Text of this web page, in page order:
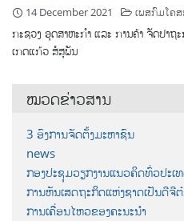
14 December 2021 ເພສກົມໂຄສ
ກະຊວງ ອຸດສາຫະກຳ ແລະ ການຄ້າ ຈັດປາຖ
ເກດແກ້ວ ສໍສຸພັນ
ໝວດຂ່າວສານ
3 ອົງການຈັດຕັ້ງມະຫາຊົນ
news
ກອງປະຊຸມວຽກງານແນວຄິດທົ່ວປະເ
ການຫັນເສດຖະກິດແຫ່ງຊາດເປັນດີຈີ
ການເຄື່ອນໄຫວຂອງຄະນະນຳ